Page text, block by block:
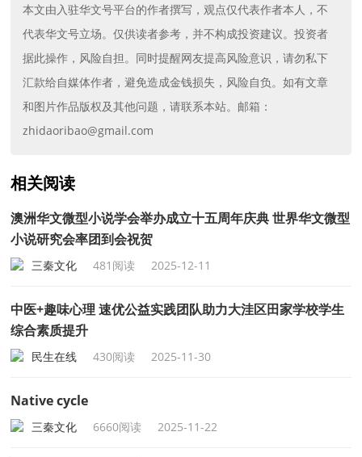
本文由入驻华文号平台的作者撰写，观点仅代表作者本人，不
代表华文号立场。仅供读者参考，并不构成投资建议。投资者
据此操作，风险自担。同时提醒网友提高风险意识，请勿私下
汇款给自媒体作者，避免造成金钱损失，风险自负。如有文章
和图片作品版权及其他问题，请联系本站。邮箱：
zhidaoribao@gmail.com
相关阅读
澳洲华文微型小说学会举办成立十五周年庆典 世界华文微型
小说研究会率团到会祝贺
三秦文化 481阅读 2025-12-11
中医+趣味心理 速优公益实践团队助力大洼区田家学校学生
综合素质提升
民生在线 430阅读 2025-11-30
Native cycle
三秦文化 6660阅读 2025-11-22